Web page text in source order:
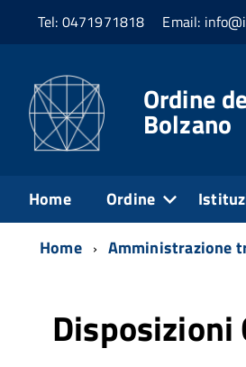
Tel: 0471971818 Email:
Ordine
Bolzano
Home Ordine
Home Amministrazione
Disposizioni